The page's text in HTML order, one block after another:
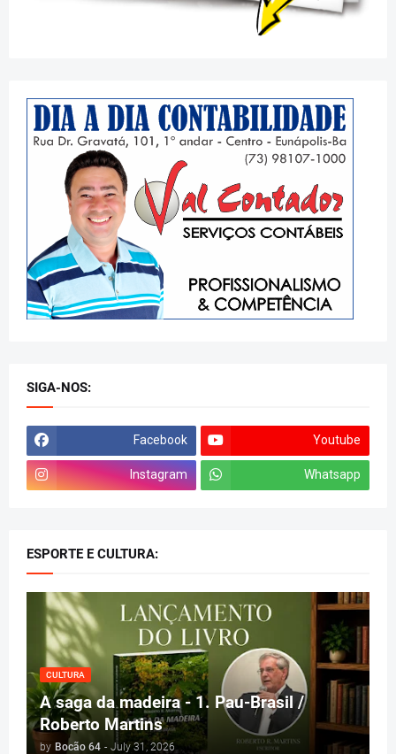
SIGA-NOS:
Facebook Youtube
Instagram Whatsapp
ESPORTE E CULTURA:
CULTURA
A saga da madeira - 1. Pau-Brasil /
Roberto Martins
by Bocão 64 - July 31, 2026